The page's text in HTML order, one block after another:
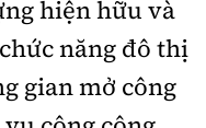
hiện hữu và
năng đô thị
gian mở công